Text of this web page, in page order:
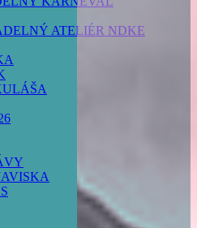
ATELIÉR NDKE